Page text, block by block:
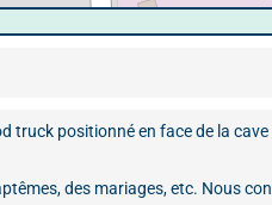
positionné en face de la
des mariages, etc. Nous